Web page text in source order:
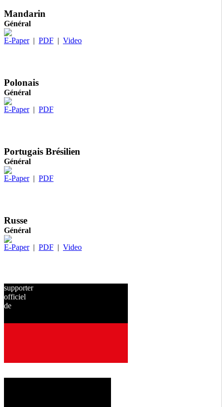
Mandarin
Général
E-Paper| PDF | Video
Polonais
Général
E-Paper| PDF
Portugais Brésilien
Général
E-Paper| PDF
Russe
Général
E-Paper| PDF | Video
supporter
officiel
de